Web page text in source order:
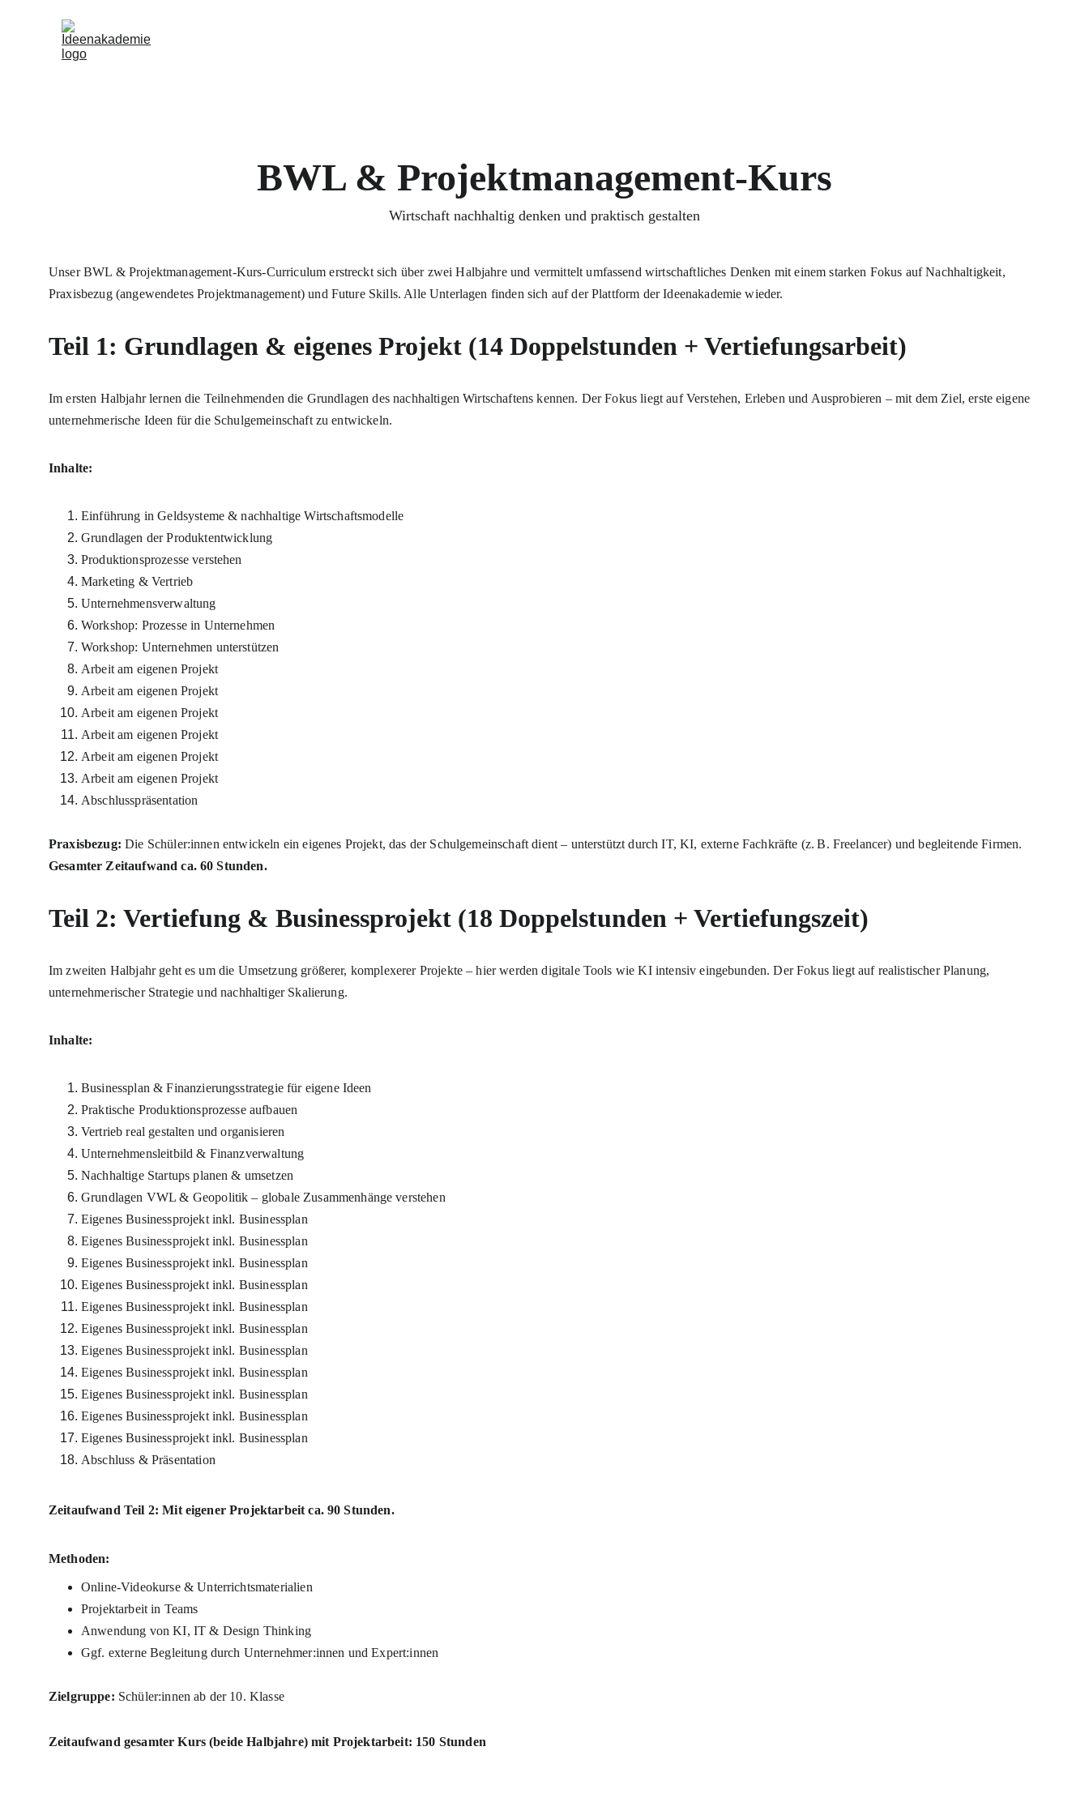
BWL & Projektmanagement-Kurs
Wirtschaft nachhaltig denken und praktisch gestalten
Unser BWL & Projektmanagement-Kurs-Curriculum erstreckt sich über zwei Halbjahre und vermittelt umfassend wirtschaftliches Denken mit einem starken Fokus auf Nachhaltigkeit,
Praxisbezug (angewendetes Projektmanagement) und Future Skills. Alle Unterlagen finden sich auf der Plattform der Ideenakademie wieder.
Teil 1: Grundlagen & eigenes Projekt (14 Doppelstunden + Vertiefungsarbeit)
Im ersten Halbjahr lernen die Teilnehmenden die Grundlagen des nachhaltigen Wirtschaftens kennen. Der Fokus liegt auf Verstehen, Erleben und Ausprobieren – mit dem Ziel, erste eigene
unternehmerische Ideen für die Schulgemeinschaft zu entwickeln.
Inhalte:
Einführung in Geldsysteme & nachhaltige Wirtschaftsmodelle
Grundlagen der Produktentwicklung
Produktionsprozesse verstehen
Marketing & Vertrieb
Unternehmensverwaltung
Workshop: Prozesse in Unternehmen
Workshop: Unternehmen unterstützen
Arbeit am eigenen Projekt
Arbeit am eigenen Projekt
Arbeit am eigenen Projekt
Arbeit am eigenen Projekt
Arbeit am eigenen Projekt
Arbeit am eigenen Projekt
Abschlusspräsentation
Praxisbezug: Die Schüler:innen entwickeln ein eigenes Projekt, das der Schulgemeinschaft dient – unterstützt durch IT, KI, externe Fachkräfte (z. B. Freelancer) und begleitende Firmen.
Gesamter Zeitaufwand ca. 60 Stunden.
Teil 2: Vertiefung & Businessprojekt (18 Doppelstunden + Vertiefungszeit)
Im zweiten Halbjahr geht es um die Umsetzung größerer, komplexerer Projekte – hier werden digitale Tools wie KI intensiv eingebunden. Der Fokus liegt auf realistischer Planung,
unternehmerischer Strategie und nachhaltiger Skalierung.
Inhalte:
Businessplan & Finanzierungsstrategie für eigene Ideen
Praktische Produktionsprozesse aufbauen
Vertrieb real gestalten und organisieren
Unternehmensleitbild & Finanzverwaltung
Nachhaltige Startups planen & umsetzen
Grundlagen VWL & Geopolitik – globale Zusammenhänge verstehen
Eigenes Businessprojekt inkl. Businessplan
Eigenes Businessprojekt inkl. Businessplan
Eigenes Businessprojekt inkl. Businessplan
Eigenes Businessprojekt inkl. Businessplan
Eigenes Businessprojekt inkl. Businessplan
Eigenes Businessprojekt inkl. Businessplan
Eigenes Businessprojekt inkl. Businessplan
Eigenes Businessprojekt inkl. Businessplan
Eigenes Businessprojekt inkl. Businessplan
Eigenes Businessprojekt inkl. Businessplan
Eigenes Businessprojekt inkl. Businessplan
Abschluss & Präsentation
Zeitaufwand Teil 2: Mit eigener Projektarbeit ca. 90 Stunden.
Methoden:
Online-Videokurse & Unterrichtsmaterialien
Projektarbeit in Teams
Anwendung von KI, IT & Design Thinking
Ggf. externe Begleitung durch Unternehmer:innen und Expert:innen
Zielgruppe: Schüler:innen ab der 10. Klasse
Zeitaufwand gesamter Kurs (beide Halbjahre) mit Projektarbeit: 150 Stunden